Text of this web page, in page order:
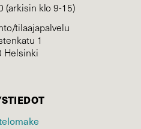
(arkisin klo 9-15)
tilaajapalvelu
1
Helsinki